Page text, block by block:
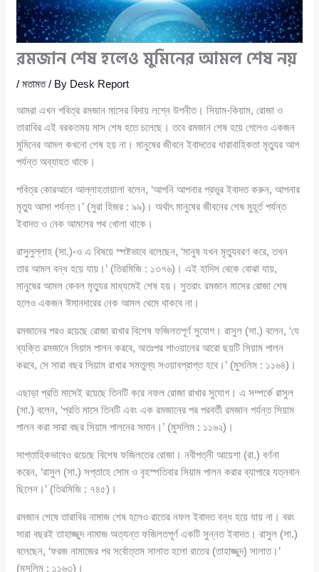
রমজান শেষ হলেও মুমিনের আমল শেষ নয়
/মতামত/ By Desk Report
আমরা এখন পবিত্র রমজান মাসের বিদায় লগ্নে উপনীত। সিয়াম-কিয়াম, রোজা ও
তারাবির এই বরকতময় মাস শেষ হতে চলেছে। তবে রমজান শেষ হয়ে গেলেও একজন
মুমিনের আমল কখনো শেষ হয় না। মানুষের জীবনে ইবাদতের ধারাবাহিকতা মৃত্যুর আগ
পর্যন্ত অব্যাহত থাকে।
পবিত্র কোরআনে আল্লাহতায়ালা বলেন, ‘আপনি আপনার প্রভুর ইবাদত করুন, আপনার
মৃত্যু আসা পর্যন্ত।’ (সুরা হিজর : ৯৯)। অর্থাৎ মানুষের জীবনের শেষ মুহূর্ত পর্যন্ত
ইবাদত ও নেক আমলের পথ খোলা থাকে।
রাসুলুল্লাহ (সা.)-ও এ বিষয়ে স্পষ্টভাবে বলেছেন, ‘মানুষ যখন মৃত্যুবরণ করে, তখন
তার আমল বন্ধ হয়ে যায়।’ (তিরমিজি : ১৩৭৬)। এই হাদিস থেকে বোঝা যায়,
মানুষের আমল কেবল মৃত্যুর মাধ্যমেই শেষ হয়। সুতরাং রমজান মাসের রোজা শেষ
হলেও একজন ঈমানদারের নেক আমল থেমে থাকবে না।
রমজানের পরও রয়েছে রোজা রাখার বিশেষ ফজিলতপূর্ণ সুযোগ। রাসুল (সা.) বলেন, ‘যে
ব্যক্তি রমজানে সিয়াম পালন করবে, অতঃপর শাওয়ালের আরো ছয়টি সিয়াম পালন
করবে, সে সারা বছর সিয়াম রাখার সমতুল্য সওয়াবপ্রাপ্ত হবে।’ (মুসলিম : ১১৬৪)।
এছাড়া প্রতি মাসেই রয়েছে তিনটি করে নফল রোজা রাখার সুযোগ। এ সম্পর্কে রাসুল
(সা.) বলেন, ‘প্রতি মাসে তিনটি এবং এক রমজানের পর পরবর্তী রমজান পর্যন্ত সিয়াম
পালন করা সারা বছর সিয়াম পালনের সমান।’ (মুসলিম : ১১৬২)।
সাপ্তাহিকভাবেও রয়েছে বিশেষ ফজিলতের রোজা। নবীপত্নী আয়েশা (রা.) বর্ণনা
করেন, ‘রাসুল (সা.) সপ্তাহে সোম ও বৃহস্পতিবার সিয়াম পালন করার ব্যাপারে যত্নবান
ছিলেন।’ (তিরমিজি : ৭৪৫)।
রমজান শেষে তারাবির নামাজ শেষ হলেও রাতের নফল ইবাদত বন্ধ হয়ে যায় না। বরং
সারা বছরই তাহাজ্জুদ নামাজ অত্যন্ত ফজিলতপূর্ণ একটি সুন্নত ইবাদত। রাসুল (সা.)
বলেছেন, ‘ফরজ নামাজের পর সর্বোত্তম সালাত হলো রাতের (তাহাজ্জুদ) সালাত।’
(মুসলিম : ১১৬৩)।